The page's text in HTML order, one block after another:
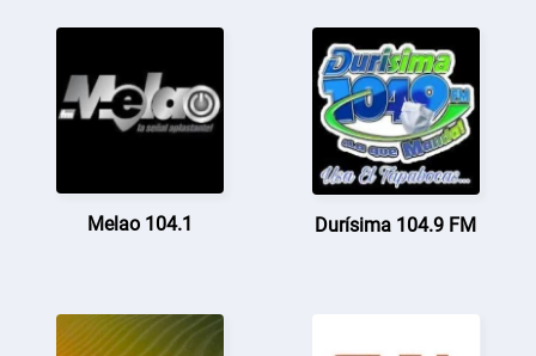
Melao 104.1 Durísima 104.9 FM